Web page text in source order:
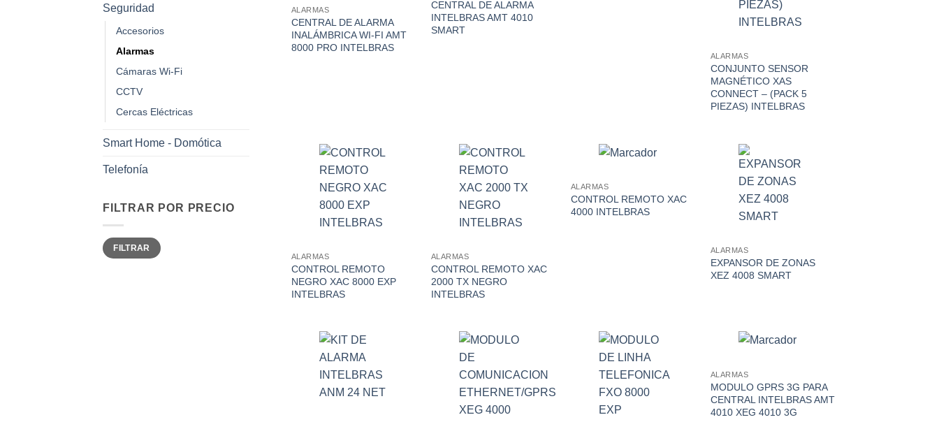
Seguridad
Accesorios
Alarmas
Cámaras Wi-Fi
CCTV
Cercas Eléctricas
Smart Home - Domótica
Telefonía
FILTRAR POR PRECIO
Precio
mínimo
Precio
máximo
FILTRAR
ALARMAS
CENTRAL DE ALARMA
INALÁMBRICA WI-FI AMT
8000 PRO INTELBRAS
CENTRAL DE ALARMA
INTELBRAS AMT 4010
SMART
ALARMAS
CONJUNTO SENSOR
MAGNÉTICO XAS
CONNECT – (PACK 5
PIEZAS) INTELBRAS
ALARMAS
CONTROL REMOTO
NEGRO XAC 8000 EXP
INTELBRAS
ALARMAS
CONTROL REMOTO XAC
2000 TX NEGRO
INTELBRAS
ALARMAS
CONTROL REMOTO XAC
4000 INTELBRAS
ALARMAS
EXPANSOR DE ZONAS
XEZ 4008 SMART
ALARMAS
MODULO GPRS 3G PARA
CENTRAL INTELBRAS AMT
4010 XEG 4010 3G